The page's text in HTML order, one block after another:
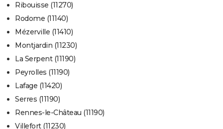
Ribouisse (11270)
Rodome (11140)
Mézerville (11410)
Montjardin (11230)
La Serpent (11190)
Peyrolles (11190)
Lafage (11420)
Serres (11190)
Rennes-le-Château (11190)
Villefort (11230)